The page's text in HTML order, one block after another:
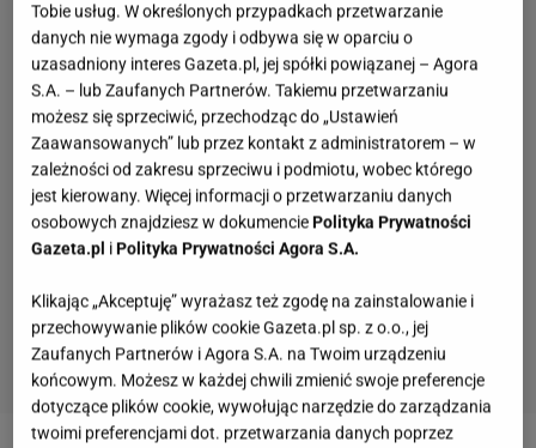
Tobie usług. W określonych przypadkach przetwarzanie
danych nie wymaga zgody i odbywa się w oparciu o
uzasadniony interes Gazeta.pl, jej spółki powiązanej – Agora
S.A. – lub Zaufanych Partnerów. Takiemu przetwarzaniu
możesz się sprzeciwić, przechodząc do „Ustawień
Zaawansowanych” lub przez kontakt z administratorem – w
zależności od zakresu sprzeciwu i podmiotu, wobec którego
jest kierowany. Więcej informacji o przetwarzaniu danych
osobowych znajdziesz w dokumenciePolityka Prywatności
Gazeta.pl iPolityka Prywatności Agora S.A.
Klikając „Akceptuję” wyrażasz też zgodę na zainstalowanie i
przechowywanie plików cookie Gazeta.pl sp. z o.o., jej
Zaufanych Partnerów i Agora S.A. na Twoim urządzeniu
końcowym. Możesz w każdej chwili zmienić swoje preferencje
dotyczące plików cookie, wywołując narzędzie do zarządzania
twoimi preferencjami dot. przetwarzania danych poprzez